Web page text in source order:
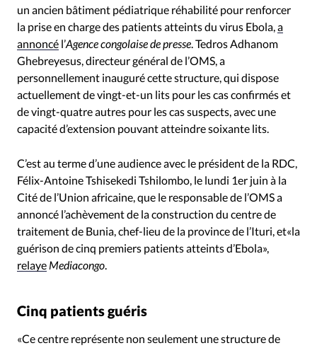
un ancien bâtiment pédiatrique réhabilité pour renforcer
la prise en charge des patients atteints du virus Ebola, a
annoncé l’Agence congolaise de presse . Tedros Adhanom
Ghebreyesus, directeur général de l’OMS, a
personnellement inauguré cette structure, qui dispose
actuellement de vingt-et-un lits pour les cas confirmés et
de vingt-quatre autres pour les cas suspects, avec une
capacité d’extension pouvant atteindre soixante lits.
C’est au terme d’une audience avec le président de la RDC,
Félix-Antoine Tshisekedi Tshilombo, le lundi 1er juin à la
Cité de l’Union africaine, que le responsable de l’OMS a
annoncé l’achèvement de la construction du centre de
traitement de Bunia, chef-lieu de la province de l’Ituri, et«la
guérison de cinq premiers patients atteints d’Ebola»,
relaye Mediacongo.
Cinq patients guéris
«Ce centre représente non seulement une structure de